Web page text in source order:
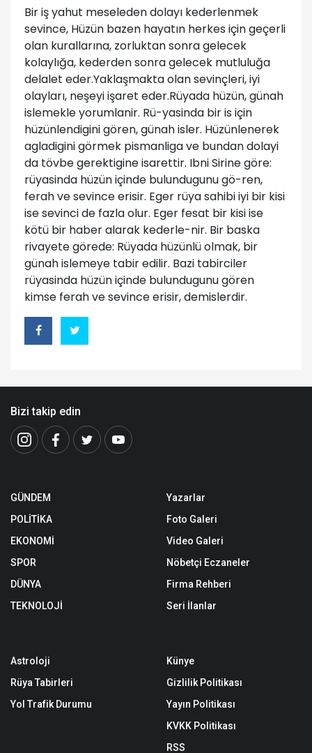
Bir iş yahut meseleden dolayı kederlenmek
sevince, Hüzün bazen hayatın herkes için geçerli
olan kurallarına, zorluktan sonra gelecek
kolaylığa, kederden sonra gelecek mutluluğa
delalet eder.Yaklaşmakta olan sevinçleri, iyi
olayları, neşeyi işaret eder.Rüyada hüzün, günah
islemekle yorumlanir. Rü-yasinda bir is için
hüzünlendigini gören, günah isler. Hüzünlenerek
agladigini görmek pismanliga ve bundan dolayi
da tövbe gerektigine isarettir. Ibni Sirine göre:
rüyasinda hüzün içinde bulundugunu gö-ren,
ferah ve sevince erisir. Eger rüya sahibi iyi bir kisi
ise sevinci de fazla olur. Eger fesat bir kisi ise
kötü bir haber alarak kederle-nir. Bir baska
rivayete görede: Rüyada hüzünlü olmak, bir
günah islemeye tabir edilir. Bazi tabirciler
rüyasinda hüzün içinde bulundugunu gören
kimse ferah ve sevince erisir, demislerdir.
Bizi takip edin
GÜNDEM
POLİTİKA
EKONOMİ
SPOR
DÜNYA
TEKNOLOJİ
Yazarlar
Foto Galeri
Video Galeri
Nöbetçi Eczaneler
Firma Rehberi
Seri İlanlar
Astroloji
Rüya Tabirleri
Yol Trafik Durumu
Künye
Gizlilik Politikası
Yayın Politikası
KVKK Politikası
RSS